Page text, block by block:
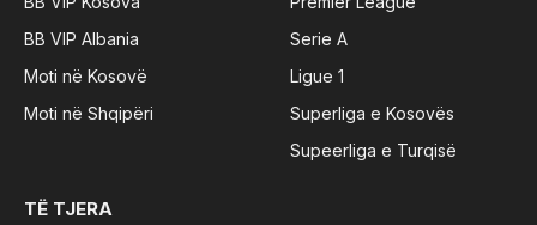
BB VIP Albania
Moti në Kosovë
Moti në Shqipëri
Serie A
Ligue 1
Superliga e Kosovës
Supeerliga e Turqisë
TË TJERA